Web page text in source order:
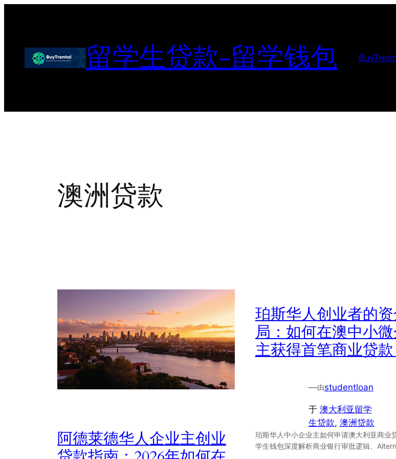
留学生贷款-留学钱包
澳洲贷款
阿德莱德华人企业主创业
珀斯华人创业者的
局：如何在澳中小
主获得首笔商业贷款
—由studentloan
于 澳大利亚留学
生贷款, 澳洲贷款
珀斯华人中小企业主如何申请澳大利亚商业
学生钱包深度解析商业银行审批逻辑、